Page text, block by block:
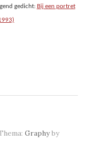
gedicht: Bij een portret
Graphyby